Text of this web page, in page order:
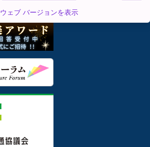
ウェブ バージョンを表示